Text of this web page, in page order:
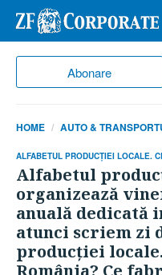
Abonare
HOME AUTO &
ALFABETUL PRODUCŢIEI LOCALE.
Alfabetul
organizează
anuală dedicată
atunci scriem zi
producţiei
România? Ce